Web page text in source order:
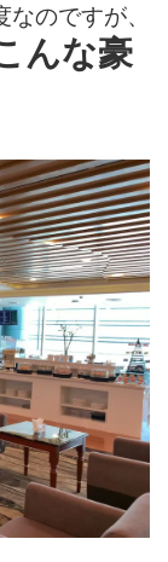
のですが、
んな豪